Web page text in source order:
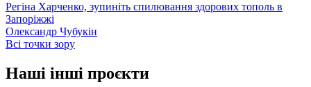
Регіна Харченко, зупиніть спилювання здорових тополь в
Запоріжжі
Олександр Чубукін
Всі точки зору
Наші інші проєкти